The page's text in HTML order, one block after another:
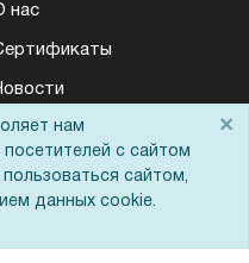
нас
нам
с сайтом
сайтом,
данных cookie.
×